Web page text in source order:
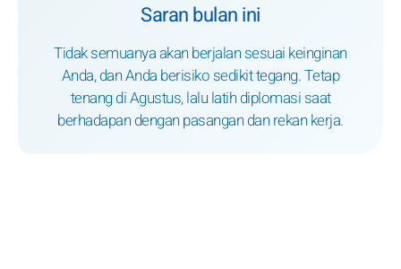
Saran bulan ini
Tidak semuanya akan berjalan sesuai keinginan
Anda, dan Anda berisiko sedikit tegang. Tetap
tenang di Agustus, lalu latih diplomasi saat
berhadapan dengan pasangan dan rekan kerja.